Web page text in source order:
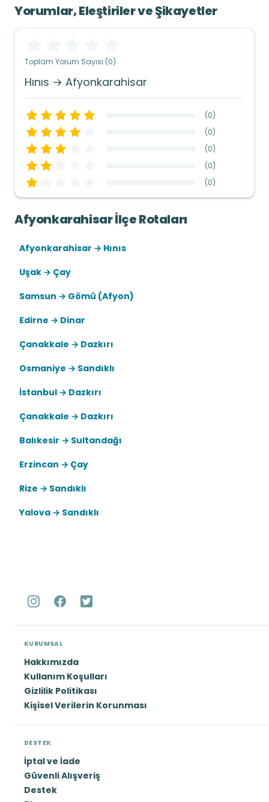
Yorumlar, Eleştiriler ve Şikayetler
Toplam Yorum Sayısı (0)
Hınıs → Afyonkarahisar
(0)
(0)
(0)
(0)
(0)
Afyonkarahisar İlçe Rotaları
Afyonkarahisar → Hınıs
Uşak → Çay
Samsun → Gömü (Afyon)
Edirne → Dinar
Çanakkale → Dazkırı
Osmaniye → Sandıklı
İstanbul → Dazkırı
Çanakkale → Dazkırı
Balıkesir → Sultandağı
Erzincan → Çay
Rize → Sandıklı
Yalova → Sandıklı
KURUMSAL
Hakkımızda
Kullanım Koşulları
Gizlilik Politikası
Kişisel Verilerin Korunması
DESTEK
İptal ve İade
Güvenli Alışveriş
Destek